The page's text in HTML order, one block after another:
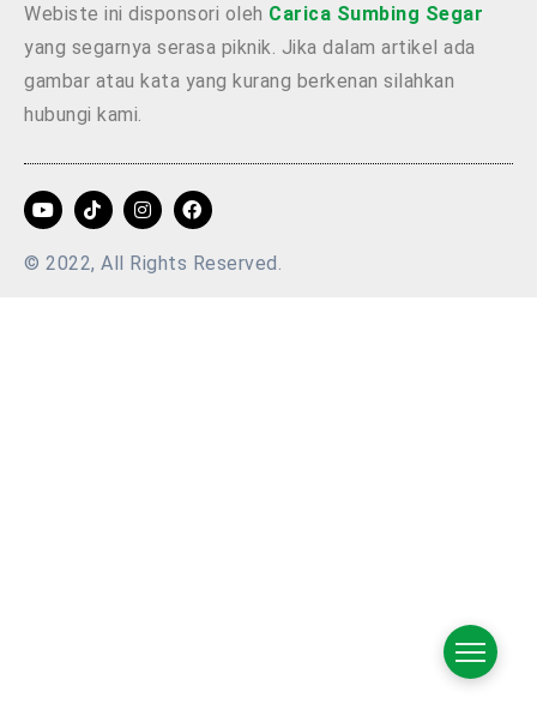
Webiste ini disponsori oleh Carica Sumbing Segar
yang segarnya serasa piknik. Jika dalam artikel ada
gambar atau kata yang kurang berkenan silahkan
hubungi kami.
© 2022, All Rights Reserved.